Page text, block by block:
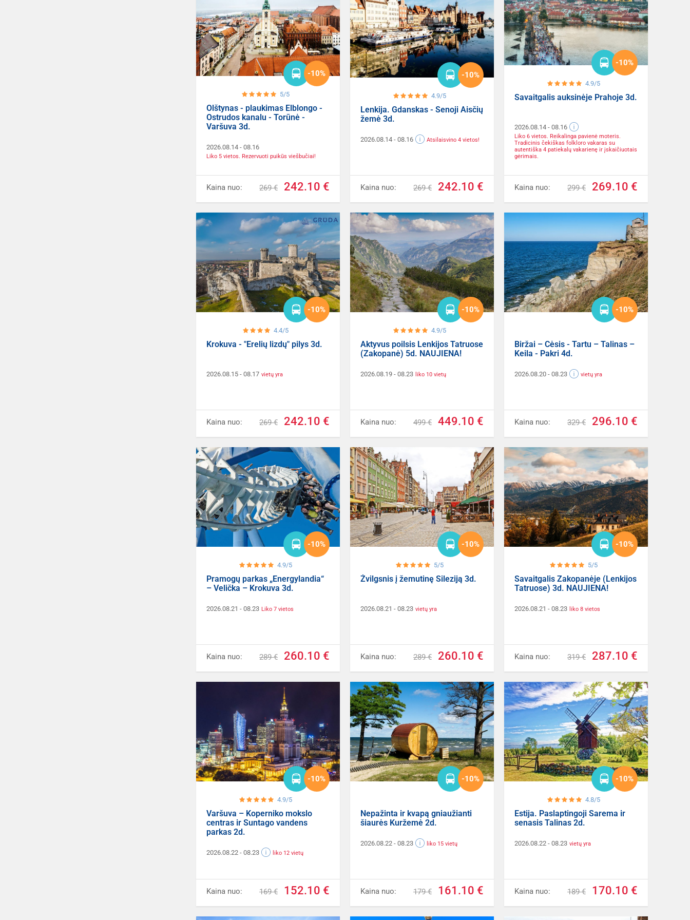
5/5
-10%
Olštynas - plaukimas Elblongo -
Ostrudos kanalu - Torūnė -
Varšuva 3d.
2026.08.14 - 08.16
Liko 5 vietos. Rezervuoti puikūs viešbučiai!
Kaina nuo: 269 € 242.10 €
4.9/5
-10%
Lenkija. Gdanskas - Senoji Aisčių
žemė 3d.
2026.08.14 - 08.16 Atsilaisvino 4 vietos!
Kaina nuo: 269 € 242.10 €
4.9/5
-10%
Savaitgalis auksinėje Prahoje 3d.
2026.08.14 - 08.16
Liko 6 vietos. Reikalinga pavienė moteris.
Tradicinis čekiškas folkloro vakaras su
autentiška 4 patiekalų vakarienę ir įskaičiuotais
gėrimais.
Kaina nuo: 299 € 269.10 €
4.4/5
-10%
Krokuva - "Erelių lizdų" pilys 3d.
2026.08.15 - 08.17 vietų yra
Kaina nuo: 269 € 242.10 €
4.9/5
-10%
Aktyvus poilsis Lenkijos Tatruose
(Zakopanė) 5d. NAUJIENA!
2026.08.19 - 08.23 liko 10 vietų
Kaina nuo: 499 € 449.10 €
-10%
Biržai – Cėsis - Tartu – Talinas –
Keila - Pakri 4d.
2026.08.20 - 08.23 vietų yra
Kaina nuo: 329 € 296.10 €
4.9/5
-10%
Pramogų parkas „Energylandia“
– Velička – Krokuva 3d.
2026.08.21 - 08.23 Liko 7 vietos
Kaina nuo: 289 € 260.10 €
5/5
-10%
Žvilgsnis į žemutinę Sileziją 3d.
2026.08.21 - 08.23 vietų yra
Kaina nuo: 289 € 260.10 €
5/5
-10%
Savaitgalis Zakopanėje (Lenkijos
Tatruose) 3d. NAUJIENA!
2026.08.21 - 08.23 liko 8 vietos
Kaina nuo: 319 € 287.10 €
4.9/5
-10%
Varšuva – Koperniko mokslo
centras ir Suntago vandens
parkas 2d.
2026.08.22 - 08.23 liko 12 vietų
Kaina nuo: 169 € 152.10 €
-10%
Nepažinta ir kvapą gniaužianti
šiaurės Kuržemė 2d.
2026.08.22 - 08.23 liko 15 vietų
Kaina nuo: 179 € 161.10 €
4.8/5
-10%
Estija. Paslaptingoji Sarema ir
senasis Talinas 2d.
2026.08.22 - 08.23 vietų yra
Kaina nuo: 189 € 170.10 €